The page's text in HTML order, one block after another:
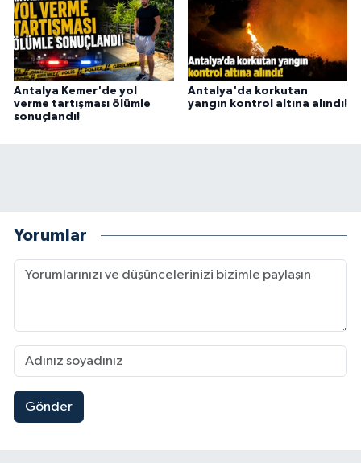
Antalya Kemer'de yol
verme tartışması ölümle
sonuçlandı!
Antalya'da korkutan
yangın kontrol altına alındı!
Yorumlar
Gönder